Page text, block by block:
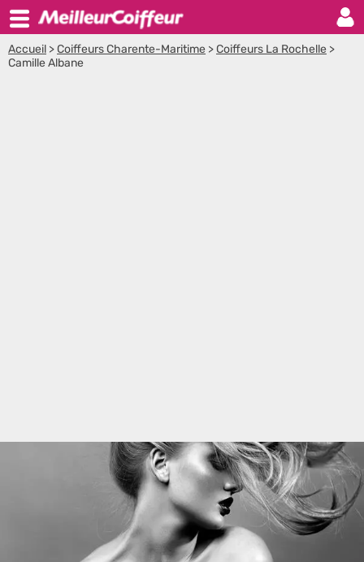
Accueil >Coiffeurs Charente-Maritime >Coiffeurs La Rochelle >
Camille Albane